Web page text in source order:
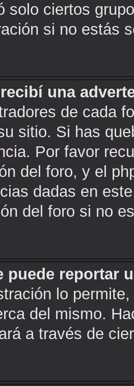
solo ciertos
si no estás
una
de cada
sitio. Si has
Por favor
del foro, y el
dadas en
del foro si no
puede reportar
lo
del mismo.
a través de